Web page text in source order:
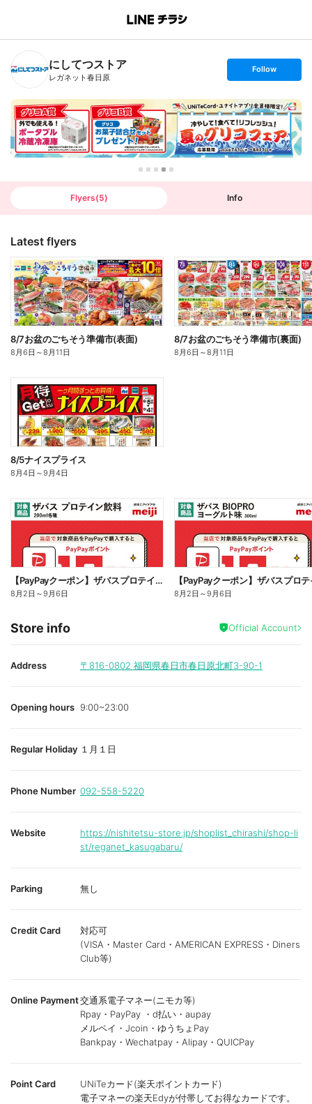
B
n
c
h
T
にしてつストア
レガネット春日原
s
t
o
l
l
o
w
Follow
Flyers(5) Info
Latest flyers
8/7お盆のごちそう準備市(表面)
8月6日 ～8月11日
8/7お盆のごちそう準備市(裏面)
8月6日 ～8月11日
8/5ナイスプライス
8月4日 ～9月4日
【PayPayクーポン】ザバスプロテイン対象商品のご購入で最大10%還元!
8月2日 ～9月6日 8月2日 ～9月6日
Store info Official Account
Address 〒816-0802 福岡県春日市春日原北町3-90-1
Opening hours 9:00~23:00
Regular Holiday １月１日
Phone Number 092-558-5220
Website
https://nishitetsu-store.jp/shoplist_chirashi/shop-li
st/reganet_kasugabaru/
Parking 無し
Credit Card
対応可
(VISA・Master Card・AMERICAN EXPRESS・Diners
Club等)
Online Payment交通系電子マネー(ニモカ等)
Rpay・PayPay ・d払い・aupay
メルペイ・Jcoin・ゆうちょPay
Bankpay・Wechatpay・Alipay・QUICPay
Point Card
UNiTeカード(楽天ポイントカード)
電子マネーの楽天Edyが付帯してお得なカードです。